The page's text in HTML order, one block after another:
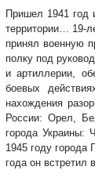
Пришел 1941 год
территории… 19-
принял военную
полку под
и артиллерии,
боевых
нахождения
России: Орел,
города Украины:
1945 году
года он встретил